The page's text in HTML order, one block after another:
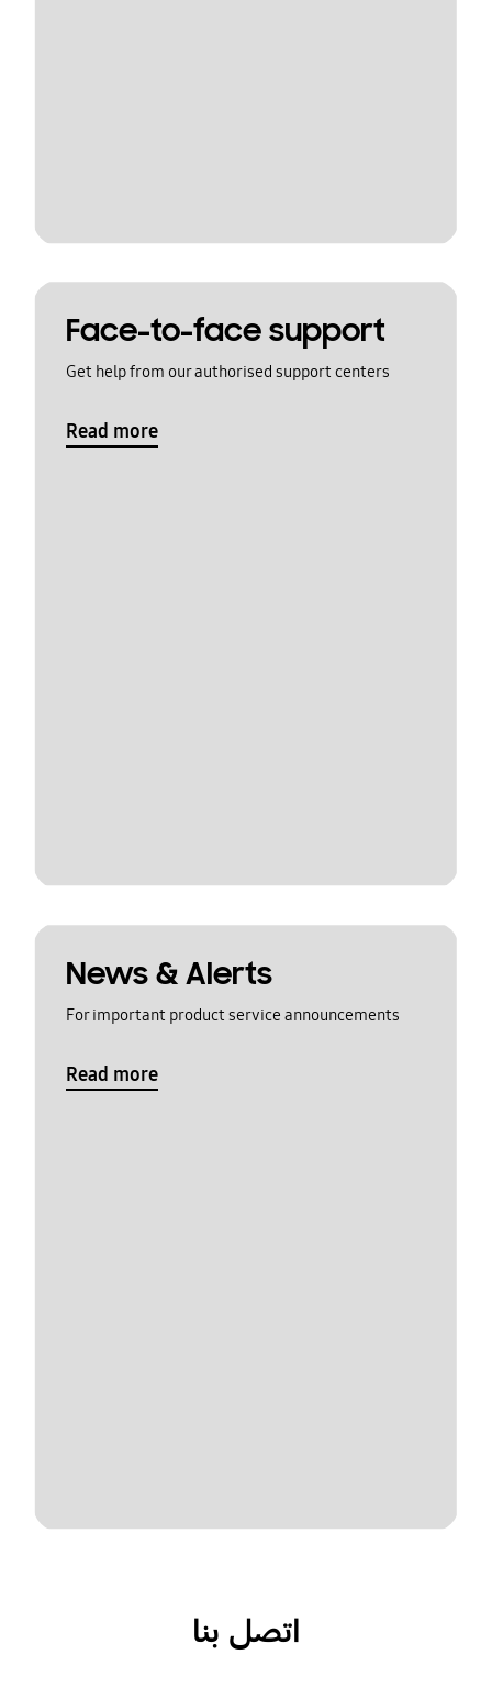
Face-to-face support
Get help from our authorised support centers
Read more
News & Alerts
For important product service announcements
Read more
اتصل بنا